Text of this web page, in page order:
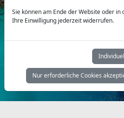
Yachttyp:
Sie können am Ende der Website oder in
Ihre Einwilligung jederzeit widerrufen.
Nur erforderliche Cookies